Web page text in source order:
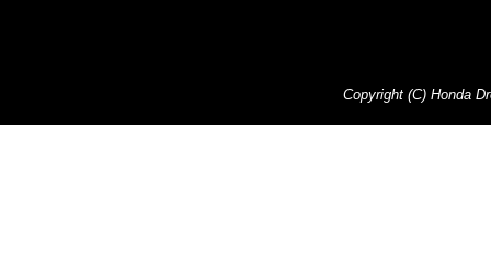
Copyright (C) Honda